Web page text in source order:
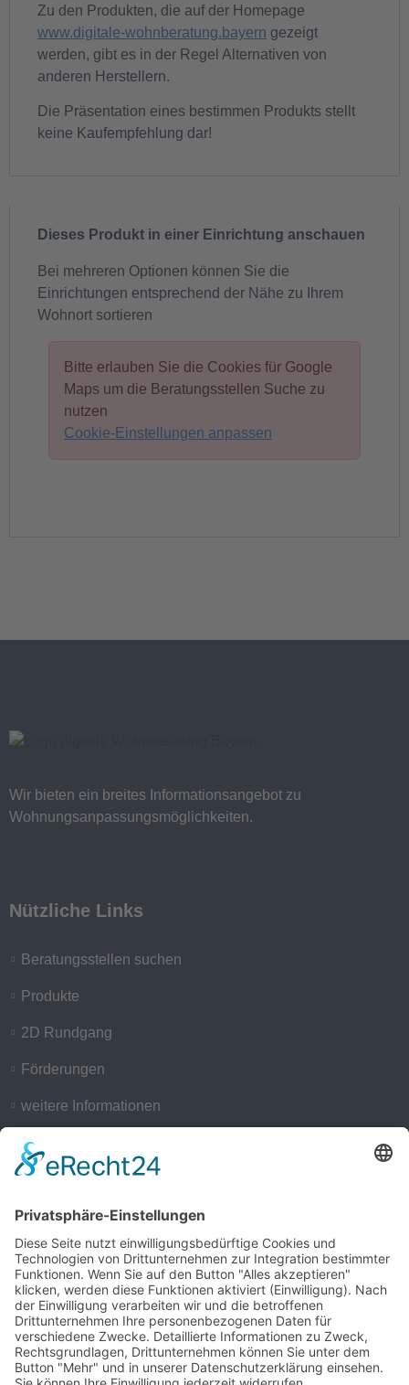
Zu den Produkten, die auf der Homepage
www.digitale-wohnberatung.bayern gezeigt
werden, gibt es in der Regel Alternativen von
anderen Herstellern.
Die Präsentation eines bestimmen Produkts stellt
keine Kaufempfehlung dar!
Dieses Produkt in einer Einrichtung anschauen
Bei mehreren Optionen können Sie die
Einrichtungen entsprechend der Nähe zu Ihrem
Wohnort sortieren
Bitte erlauben Sie die Cookies für Google
Maps um die Beratungsstellen Suche zu
nutzen
Cookie-Einstellungen anpassen
Wir bieten ein breites Informationsangebot zu
Wohnungsanpassungsmöglichkeiten.
Nützliche Links
Beratungsstellen suchen
Produkte
2D Rundgang
Förderungen
weitere Informationen